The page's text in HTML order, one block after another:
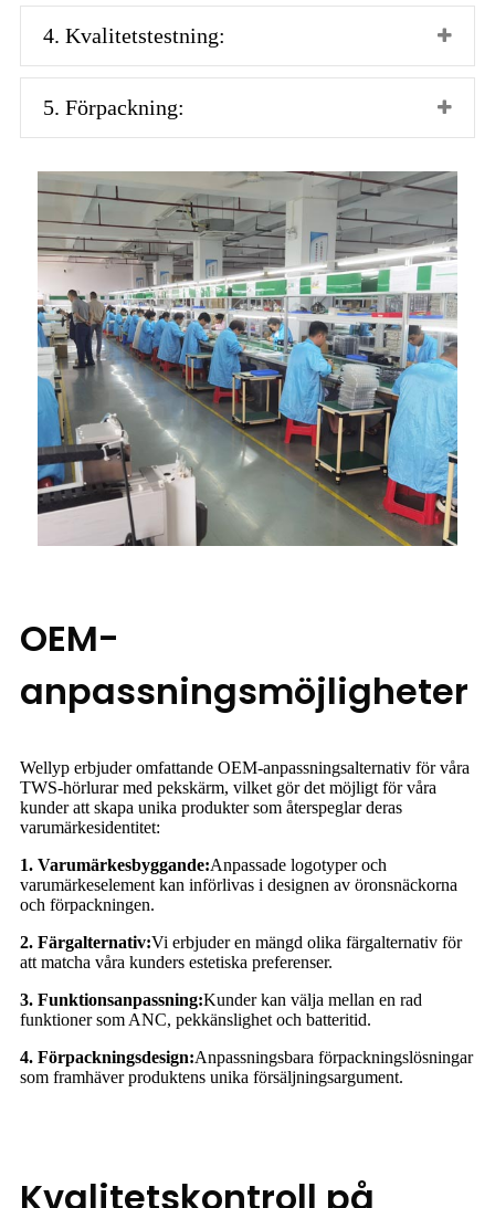
4. Kvalitetstestning:
5. Förpackning:
OEM-
anpassningsmöjligheter
Wellyp erbjuder omfattande OEM-anpassningsalternativ för våra
TWS-hörlurar med pekskärm, vilket gör det möjligt för våra
kunder att skapa unika produkter som återspeglar deras
varumärkesidentitet:
1. Varumärkesbyggande:Anpassade logotyper och
varumärkeselement kan införlivas i designen av öronsnäckorna
och förpackningen.
2. Färgalternativ:Vi erbjuder en mängd olika färgalternativ för
att matcha våra kunders estetiska preferenser.
3. Funktionsanpassning:Kunder kan välja mellan en rad
funktioner som ANC, pekkänslighet och batteritid.
4. Förpackningsdesign:Anpassningsbara förpackningslösningar
som framhäver produktens unika försäljningsargument.
Kvalitetskontroll på